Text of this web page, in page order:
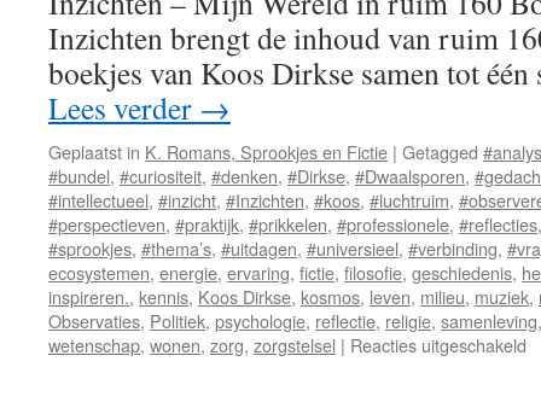
Inzichten brengt de inhoud van ruim
boekjes van Koos Dirkse samen tot
Lees verder →
Geplaatst in K. Romans, Sprookjes en Fictie | Getagged
#bundel, #curiositeit, #denken, #Dirkse, #Dwaalsporen,
#intellectueel, #inzicht, #Inzichten, #koos, #luchtruim,
#perspectieven, #praktijk, #prikkelen, #professionele, #reflecties
#sprookjes, #thema’s, #uitdagen, #universieel, #verbinding,
ecosystemen, energie, ervaring, fictie, filosofie, geschiedenis,
inspireren., kennis, Koos Dirkse, kosmos, leven, milieu, muziek,
Observaties, Politiek, psychologie, reflectie, religie, samenleving
wetenschap, wonen, zorg, zorgstelsel | Reacties uitgeschakeld